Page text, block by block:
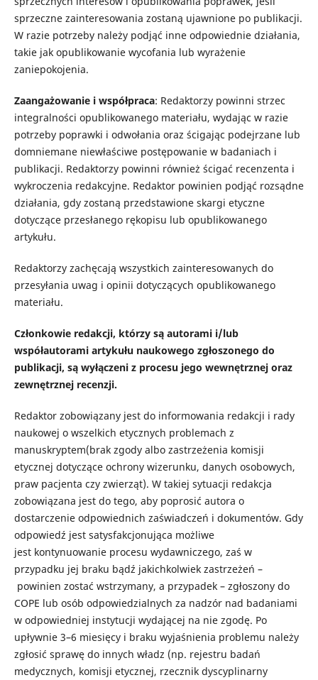
sprzeczne zainteresowania zostaną ujawnione po publikacji.
W razie potrzeby należy podjąć inne odpowiednie działania,
takie jak opublikowanie wycofania lub wyrażenie
zaniepokojenia.
Zaangażowanie i współpraca: Redaktorzy powinni strzec
integralności opublikowanego materiału, wydając w razie
potrzeby poprawki i odwołania oraz ścigając podejrzane lub
domniemane niewłaściwe postępowanie w badaniach i
publikacji. Redaktorzy powinni również ścigać recenzenta i
wykroczenia redakcyjne. Redaktor powinien podjąć rozsądne
działania, gdy zostaną przedstawione skargi etyczne
dotyczące przesłanego rękopisu lub opublikowanego
artykułu.
Redaktorzy zachęcają wszystkich zainteresowanych do
przesyłania uwag i opinii dotyczących opublikowanego
materiału.
Członkowie redakcji, którzy są autorami i/lub
współautorami artykułu naukowego zgłoszonego do
publikacji, są wyłączeni z procesu jego wewnętrznej oraz
zewnętrznej recenzji.
Redaktor zobowiązany jest do informowania redakcji i rady
naukowej o wszelkich etycznych problemach z
manuskryptem(brak zgody albo zastrzeżenia komisji
etycznej dotyczące ochrony wizerunku, danych osobowych,
praw pacjenta czy zwierząt). W takiej sytuacji redakcja
zobowiązana jest do tego, abypoprosić autora o
dostarczenie odpowiednich zaświadczeń i dokumentów. Gdy
odpowiedź jest satysfakcjonująca możliwe
jestkontynuowanie procesu wydawniczego, zaś w
przypadku jej braku bądź jakichkolwiek zastrzeżeń –
powinien zostać wstrzymany, a przypadek – zgłoszony do
COPE lub osób odpowiedzialnych za nadzór nad badaniami
w odpowiedniej instytucji wydającej na nie zgodę. Po
upływnie 3–6 miesięcy i braku wyjaśnienia problemu należy
zgłosić sprawę do innych władz (np. rejestru badań
medycznych, komisji etycznej, rzecznik dyscyplinarny